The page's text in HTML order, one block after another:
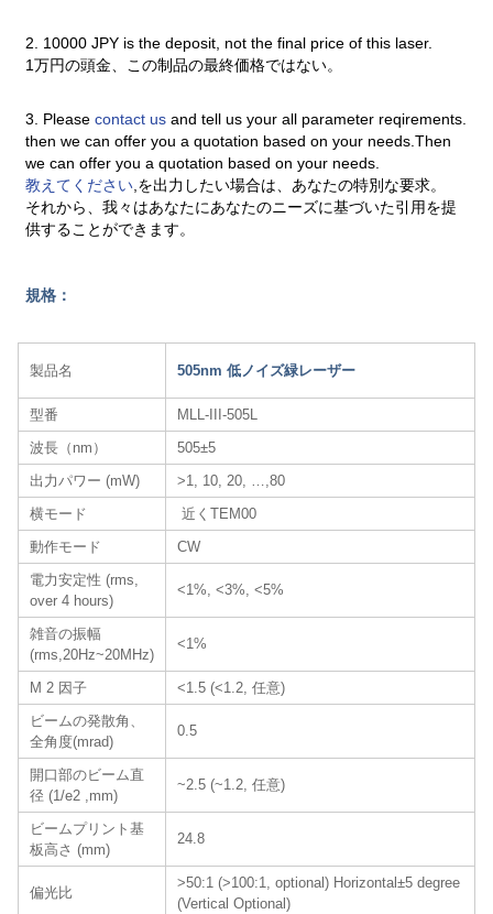
2. 10000 JPY is the deposit, not the final price of this laser.
1万円の頭金、この制品の最終価格ではない。
3. Pleasecontact usand tell us your all parameter reqirements.
then we can offer you a quotation based on your needs.Then
we can offer you a quotation based on your needs.
教えてください ,を出力したい場合は、あなたの特別な要求。
それから、我々はあなたにあなたのニーズに基づいた引用を提
供することができます。
規格：
製品名 505nm 低ノイズ緑レーザー
型番
MLL-III-505L
波長（nm）
505±5
出力パワー (mW)
>1, 10, 20, …,80
横モード
近くTEM00
動作モード
CW
電力安定性 (rms,
over 4 hours)
<1%, <3%, <5%
雑音の振幅
(rms,20Hz~20MHz)
<1%
M 2 因子
<1.5 (<1.2, 任意)
ビームの発散角、
全角度(mrad)
0.5
開口部のビーム直
径 (1/e2 ,mm)
~2.5 (~1.2, 任意)
ビームプリント基
板高さ (mm)
24.8
偏光比
>50:1 (>100:1, optional) Horizontal±5 degree
(Vertical Optional)